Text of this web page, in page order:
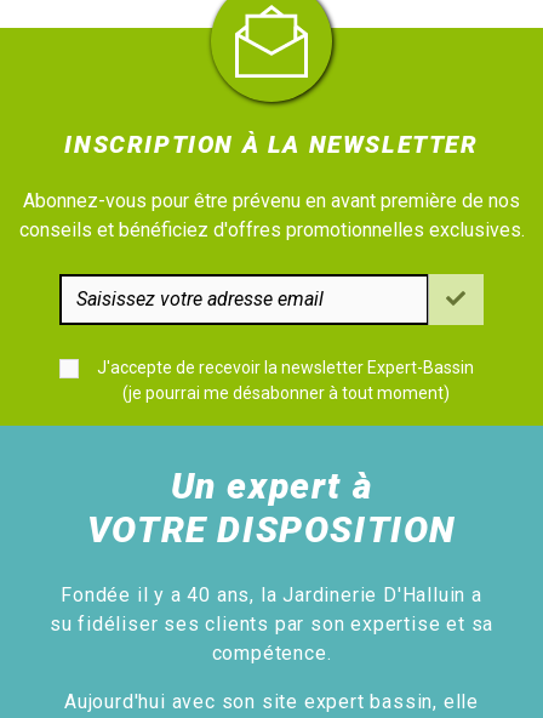
INSCRIPTION À LA NEWSLETTER
Abonnez-vous pour être prévenu en avant première de nos
conseils et bénéficiez d'offres promotionnelles exclusives.
J'accepte de recevoir la newsletter Expert-Bassin
(je pourrai me désabonner à tout moment)
Un expert à
VOTRE DISPOSITION
Fondée il y a 40 ans, la Jardinerie D'Halluin a
su fidéliser ses clients par son expertise et sa
compétence.
Aujourd'hui avec son site expert bassin, elle